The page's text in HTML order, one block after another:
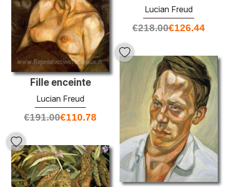
Lucian Freud
€218.00€126.44
Fille enceinte
Lucian Freud
€191.00€110.78